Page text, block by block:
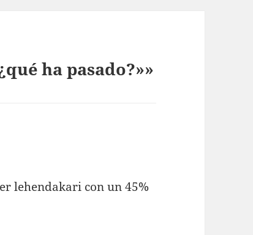
ha pasado?»»
lehendakari con un 45%